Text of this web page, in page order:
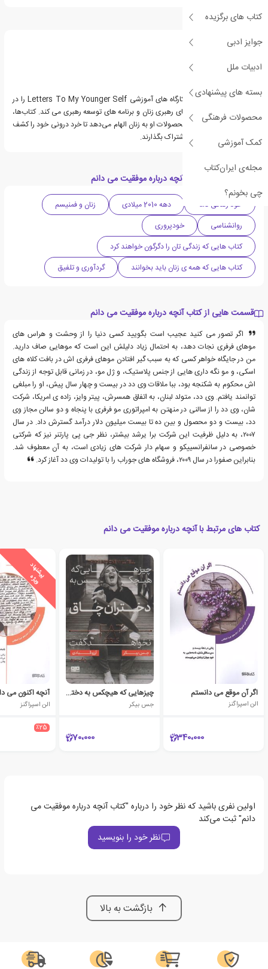
کتاب های برگزیده
جوایز ادبی
ادبیات ملل
بسته های پیشنهادی
محصولات فرهنگی
کمک آموزشی
مجله‌ی ایران‌کتاب
چی بخونم؟
درباره الن اسپراگنز
الن اسپراگنز سمینارها و کارگاه های آموزشی Letters To My Younger Self را در
سراسر جهان برای شبکه های رهبری زنان و برنامه های توسعه رهبری می کند. کتاب‌ها،
سخنرانی‌ها، سمینارها و محصولات او به زنان الهام می‌دهد تا خرد درونی خود را کشف
کنند و آن را با یکدیگر به اشتراک بگذارند.
دسته بندی های کتاب آنچه درباره موفقیت می دانم
خود زندگی نامه دهه 2010 میلادی
زنان و فمنیسم
روانشناسی
خودپروری
کتاب هایی که زندگی تان را دگرگون خواهند کرد
کتاب هایی که همه ی زنان باید بخوانند
گردآوری و تلفیق
قسمت هایی از کتاب آنچه درباره موفقیت می دانم
اگر تصور می کنید عجیب است بگویید کسی دنیا را از وحشت و هراس های
موهای فرفری نجات دهد، به احتمال زیاد دلیلش این است که موهایی صاف دارید.
من در جایگاه خواهر کسی که به سبب گیر افتادن موهای فرفری اش در بافت کلاه های
اسکی، و مو نگه داری هایی از جنس پلاستیک، و ژل مو، در زمانی قابل توجه از زندگی
اش محکوم به شکنجه بود، ببا ملاقات وی دد در بیست و چهار سال پیش، او را مبلغی
توانمند یافتم. وی دد، متولد لبنان، به اتفاق همسرش، پیتر وایز، زاده ی امریکا، شرکت
شان، وی دد را از سالنی در منهتن به امپراتوری مو فرفری با پنجاه و دو سالن مجاز وی
دد، بیست و دو محصول و بین ده تا بیست میلیون دلار درآمد گسترش داد. در سال
۲۰۰۷، به دلیل ظرفیت این شرکت برا یرشد بیشتر، نظر جی پی پارتنر نیز که شرکتی
خصوصی در سانفرانسییکو و سهام دار شرکت های زیادی است، به آن معطوف شد.
بنابراین صفورا در سال ۲۰۰۹، فروشگاه های جوراب را با تولیدات وی دد آغاز کرد.
کتاب های مرتبط با آنچه درباره موفقیت می دانم
اگر آن موقع می دانستم
الن اسپراگنز
340،000
چیزهایی که هیچکس به دختران چاق نخواهد گفت
جس بیکر
70،000
پ
ی
ش
ن
ه
ا
د
و
ی
ژ
ه
آنچه اکنون می
الن اسپراگنز
٪25
اولین نفری باشید که نظر خود را درباره "کتاب آنچه درباره موفقیت می
دانم" ثبت می‌کند
نظر خود را بنویسید
بازگشت به بالا